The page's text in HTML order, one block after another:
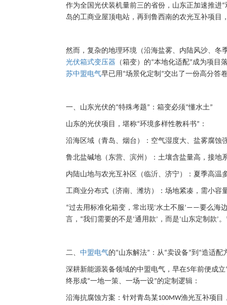
作为全国光伏装机量前三的省份，山东正加速推进“
岛的工商业屋顶电站，再到鲁西南的农光互补项目
然而，复杂的地理环境（沿海盐雾、内陆风沙、冬
光伏箱式变压器 （箱变）的“本地化适配”成为项目
苏中盟电气早已用 “场景化定制 ”交出了一份高分答
一、山东光伏的“特殊考题” ：箱变必须“懂水土”
山东的光伏项目，堪称“环境多样性教科书” ：
沿海区域（青岛、烟台）：空气湿度大、盐雾腐蚀
鲁北盐碱地（东营、滨州）：土壤含盐量高，接地
内陆山地与农光互补区（临沂、济宁）：夏季高
工商业分布式（济南、潍坊）：场地紧凑，需小容
“过去用标准化箱变，常出现‘水土不服’——要么海
言， “我们需要的不是‘通用款’ ，而是‘山东定制款’。
二、 中盟电气的“山东解法” ：从“卖设备”到 “造适配
深耕新能源装备领域的中盟电气，早在5年前便成立
终形成“一地一策、一场一设”的定制逻辑：
沿海抗腐蚀方案：针对青岛某100MW渔光互补项目